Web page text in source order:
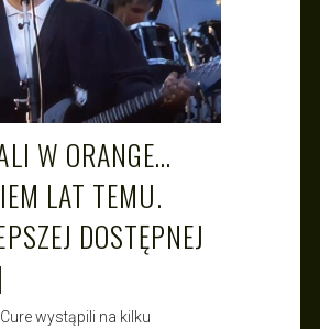
W ORANGE…
LAT TEMU.
DOSTĘPNEJ
wystąpili na kilku